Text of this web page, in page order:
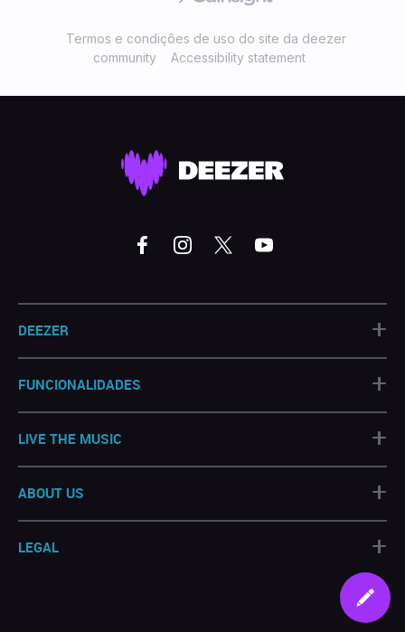
Termos e condições de uso do site da deezer
community
Accessibility statement
DEEZER +
FUNCIONALIDADES +
LIVE THE MUSIC +
ABOUT US +
LEGAL +